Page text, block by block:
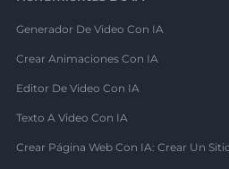
Generador De Video Con IA
Crear Animaciones Con IA
Editor De Video Con IA
Texto A Video Con IA
Crear Página Web Con IA: Crear Un